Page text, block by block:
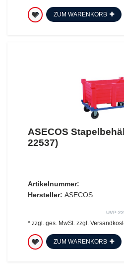
ZUM WARENKORB
ASECOS
22537)
Artikelnummer:
Hersteller: ASECOS
UVP
* zzgl. ges. MwSt. zzgl.
ZUM WARENKORB